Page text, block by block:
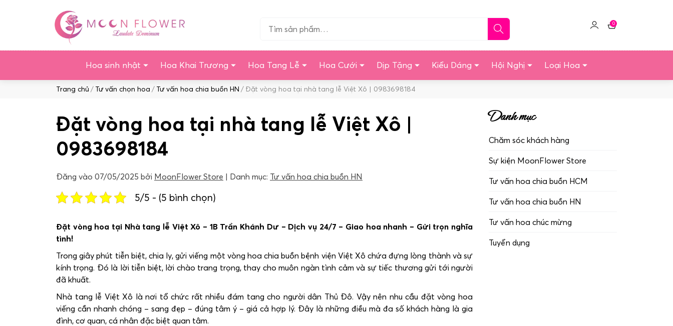
Tìm…
Click
tài
0
Giỏ
Hoa sinh nhật Hoa Khai Trương Hoa Tang Lễ Hoa Cưới Dịp Tặng Kiểu Dáng Hội Nghị Loại Hoa
Duyệt:
Trang chủ Tư vấn chọn hoa Tư vấn hoa chia buồn HN Đặt vòng hoa tại nhà tang lễ Việt Xô | 0983698184
Đặt vòng hoa tại nhà tang lễ Việt Xô |
0983698184
Đăng vào 07/05/2025 bởi MoonFlower Store Danh mục: Tư vấn hoa chia buồn HN
5/5 - (5 bình chọn)
Đặt vòng hoa tại Nhà tang lễ Việt Xô – 1B Trần Khánh Dư – Dịch vụ 24/7 – Giao hoa nhanh – Gửi trọn nghĩa
tình!
Trong giây phút tiễn biệt, chia ly, gửi viếng một vòng hoa chia buồn bệnh viện Việt Xô chứa đựng lòng thành và sự
kính trọng. Đó là lời tiễn biệt, lời chào trang trọng, thay cho muôn ngàn tình cảm và sự tiếc thương gửi tới người
đã khuất.
Nhà tang lễ Việt Xô là nơi tổ chức rất nhiều đám tang cho người dân Thủ Đô. Vậy nên nhu cầu đặt vòng hoa
viếng cần nhanh chóng – sang đẹp – đúng tâm ý – giá cả hợp lý. Đây là những điều mà đa số khách hàng là gia
đình, cơ quan, cá nhân đặc biệt quan tâm.
Danh mục
Chăm sóc khách hàng
Sự kiện MoonFlower Store
Tư vấn hoa chia buồn HCM
Tư vấn hoa chia buồn HN
Tư vấn hoa chúc mừng
Tuyển dụng